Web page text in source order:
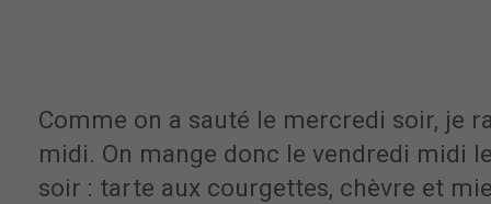
Comme on a sauté le mercredi soir, je
midi. On mange donc le vendredi midi
soir : tarte aux courgettes, chèvre et